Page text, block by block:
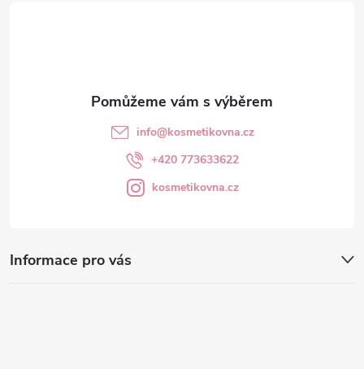
Informace pro vás
info@kosmetikovna.cz
+420 773633622
kosmetikovna.cz